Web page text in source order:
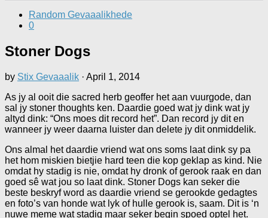
Random Gevaaalikhede
0
Stoner Dogs
by Stix Gevaaalik · April 1, 2014
As jy al ooit die sacred herb geoffer het aan vuurgode, dan
sal jy stoner thoughts ken. Daardie goed wat jy dink wat jy
altyd dink: “Ons moes dit record het”. Dan record jy dit en
wanneer jy weer daarna luister dan delete jy dit onmiddelik.
Ons almal het daardie vriend wat ons soms laat dink sy pa
het hom miskien bietjie hard teen die kop geklap as kind. Nie
omdat hy stadig is nie, omdat hy dronk of gerook raak en dan
goed sê wat jou so laat dink. Stoner Dogs kan seker die
beste beskryf word as daardie vriend se gerookde gedagtes
en foto’s van honde wat lyk of hulle gerook is, saam. Dit is ‘n
nuwe meme wat stadig maar seker begin spoed optel het.